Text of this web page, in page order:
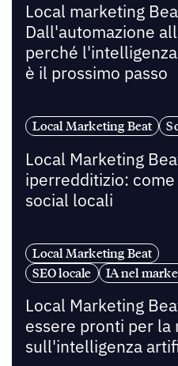
Local marketing
Dall'automazione
perché
è il prossimo passo
Local Marketing Beat
Local Marketing
iperredditizio:
social locali
Local Marketing Beat
SEO locale
IA nel
Local Marketing
essere pronti per la
sull'intelligenza